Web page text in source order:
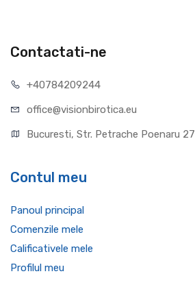
Contactati-ne
+40784209244
office@visionbirotica.eu
Bucuresti, Str. Petrache Poenaru 27
Contul meu
Panoul principal
Comenzile mele
Calificativele mele
Profilul meu